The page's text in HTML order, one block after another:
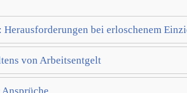
bei erloschenem
von Arbeitsentgelt